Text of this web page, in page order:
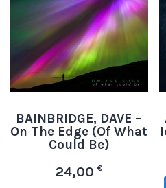
BAINBRIDGE, DAVE –
On The Edge (Of What
Could Be)
24,00 €